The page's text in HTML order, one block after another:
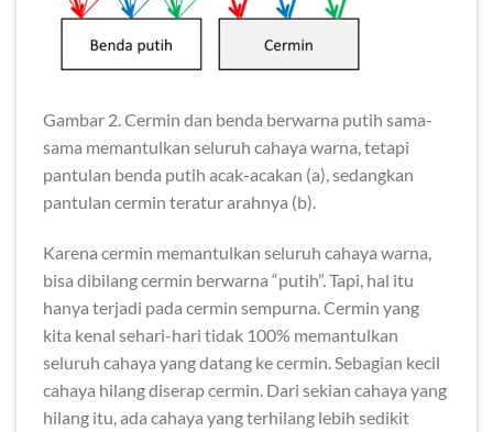
Gambar 2. Cermin dan benda berwarna putih sama-
sama memantulkan seluruh cahaya warna, tetapi
pantulan benda putih acak-acakan (a), sedangkan
pantulan cermin teratur arahnya (b).
Karena cermin memantulkan seluruh cahaya warna,
bisa dibilang cermin berwarna “putih”. Tapi, hal itu
hanya terjadi pada cermin sempurna. Cermin yang
kita kenal sehari-hari tidak 100% memantulkan
seluruh cahaya yang datang ke cermin. Sebagian kecil
cahaya hilang diserap cermin. Dari sekian cahaya yang
hilang itu, ada cahaya yang terhilang lebih sedikit